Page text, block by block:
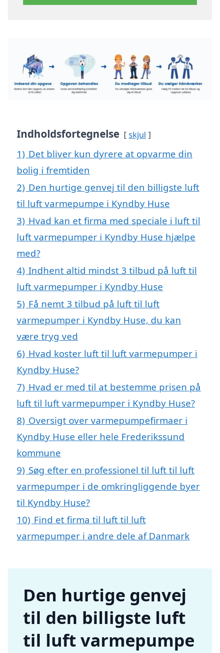
Indholdsfortegnelse skjul
1) Det bliver kun dyrere at opvarme din
bolig i fremtiden
2) Den hurtige genvej til den billigste luft
til luft varmepumpe i Kyndby Huse
3) Hvad kan et firma med speciale i luft til
luft varmepumper i Kyndby Huse hjælpe
med?
4) Indhent altid mindst 3 tilbud på luft til
luft varmepumper i Kyndby Huse
5) Få nemt 3 tilbud på luft til luft
varmepumper i Kyndby Huse, du kan
være tryg ved
6) Hvad koster luft til luft varmepumper i
Kyndby Huse?
7) Hvad er med til at bestemme prisen på
luft til luft varmepumper i Kyndby Huse?
8) Oversigt over varmepumpefirmaer i
Kyndby Huse eller hele Frederikssund
kommune
9) Søg efter en professionel til luft til luft
varmepumper i de omkringliggende byer
til Kyndby Huse?
10) Find et firma til luft til luft
varmepumper i andre dele af Danmark
Den hurtige genvej
til den billigste luft
til luft varmepumpe